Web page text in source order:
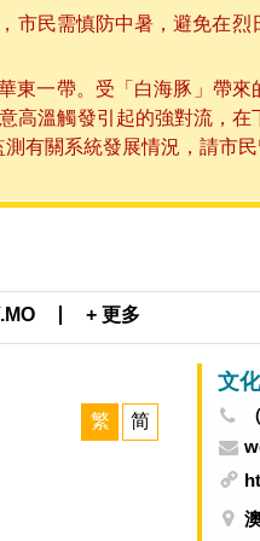
民需慎防中暑，避免在
一帶。受「白海豚」帶
溫觸發引起的強對流，在
有關系統發展情況，請市
+ 更多
繁 简
文